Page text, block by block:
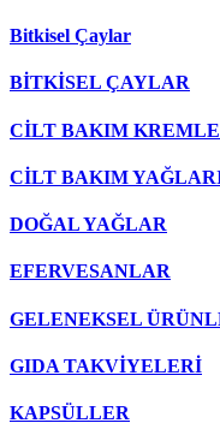
Bitkisel Çaylar
BİTKİSEL ÇAYLAR
CİLT BAKIM
CİLT BAKIM
DOĞAL YAĞLAR
EFERVESANLAR
GELENEKSEL
GIDA TAKVİYELERİ
KAPSÜLLER